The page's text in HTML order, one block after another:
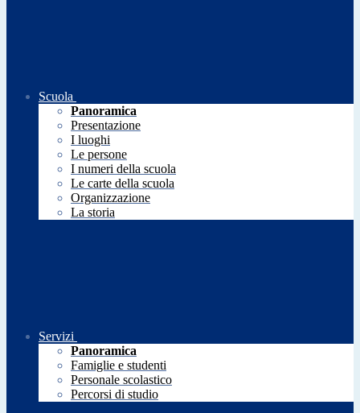
Scuola
Panoramica
Presentazione
I luoghi
Le persone
I numeri della scuola
Le carte della scuola
Organizzazione
La storia
Servizi
Panoramica
Famiglie e studenti
Personale scolastico
Percorsi di studio